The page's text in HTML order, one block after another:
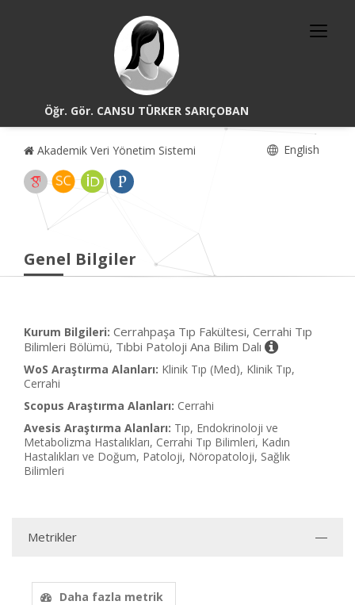
Öğr. Gör. CANSU TÜRKER SARIÇOBAN
Akademik Veri Yönetim Sistemi English
Genel Bilgiler
Kurum Bilgileri: Cerrahpaşa Tıp Fakültesi, Cerrahi Tıp
Bilimleri Bölümü, Tıbbi Patoloji Ana Bilim Dalı
WoS Araştırma Alanları: Klinik Tıp (Med), Klinik Tıp,
Cerrahi
Scopus Araştırma Alanları: Cerrahi
Avesis Araştırma Alanları: Tıp, Endokrinoloji ve
Metabolizma Hastalıkları, Cerrahi Tıp Bilimleri, Kadın
Hastalıkları ve Doğum, Patoloji, Nöropatoloji, Sağlık
Bilimleri
Metrikler
Daha fazla metrik